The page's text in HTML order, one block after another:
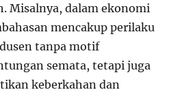
Misalnya, dalam ekonomi
mencakup perilaku
tanpa motif
semata, tetapi juga
keberkahan dan